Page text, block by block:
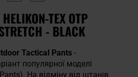
TEX OTP
- BLACK
Tactical Pants -
популярної моделі
На відміну від штанів